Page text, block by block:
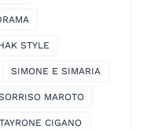
STYLE
SIMONE E SIMARIA
MAROTO
TAYRONE CIGANO